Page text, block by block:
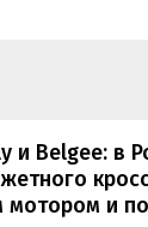
и Belgee: в
мотором и